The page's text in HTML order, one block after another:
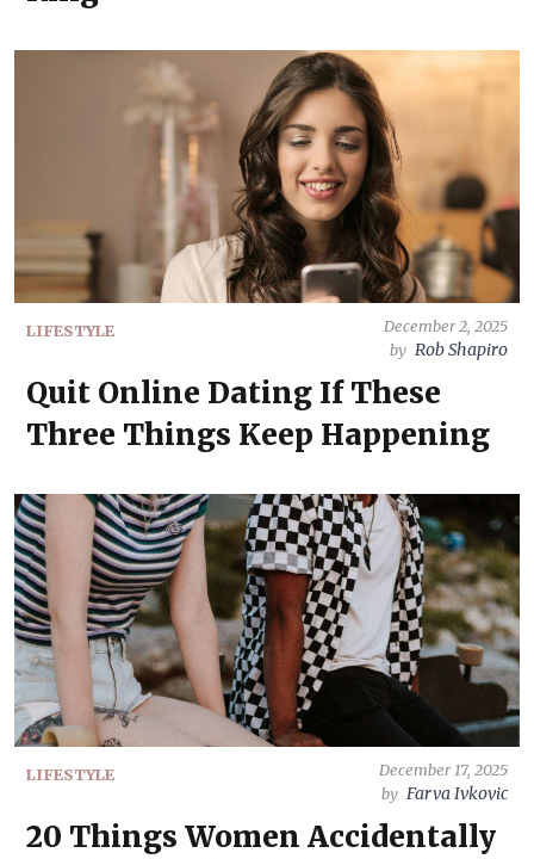
LIFESTYLE
December 2, 2025
by Rob Shapiro
Quit Online Dating If These
Three Things Keep Happening
LIFESTYLE
December 17, 2025
by Farva Ivkovic
20 Things Women Accidentally